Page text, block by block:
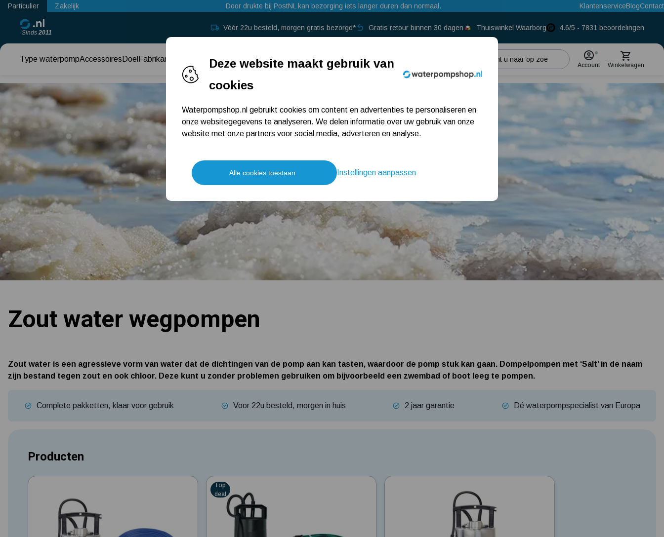
Particulier Zakelijk Door drukte bij PostNL kan bezorging iets langer duren dan normaal. KlantenserviceBlogContact
Sinds 2011
Vóór 22u besteld, morgen gratis bezorgd* Gratis retour binnen 30 dagen Thuiswinkel Waarborg 4.6/5 - 7831 beoordelingen
Type waterpompAccessoires Doel Fabrikant Keuzehulp →
Populaire categorieën
Beregeningspomp
Hydrofoorpomp
Meest gelezen blogs
Tuin besproeien? Lees hier welke tuinpomp u nodig heeft
Installatie van een beregenings- / hydrofoorpomp
Kelder / kruipruimte ondergelopen, wat nu?
Account Winkelwagen
Zout water wegpompen
Zout water is een agressieve vorm van water dat de dichtingen van de pomp aan kan tasten, waardoor de pomp stuk kan gaan. Dompelpompen met ‘Salt’ in de naam
zijn bestand tegen zout en ook chloor. Deze kunt u zonder problemen gebruiken om bijvoorbeeld een zwembad of boot leeg te pompen.
Complete pakketten, klaar voor gebruik Voor 22u besteld, morgen in huis 2 jaar garantie Dé waterpompspecialist van Europa
Producten
0 Ster 0 Ster
Top
deal
5
Deze website maakt gebruik van
cookies
Waterpompshop.nl gebruikt cookies om content en advertenties te personaliseren en
onze websitegegevens te analyseren. We delen informatie over uw gebruik van onze
website met onze partners voor social media, adverteren en analyse.
Alle cookies toestaan Instellingen aanpassen